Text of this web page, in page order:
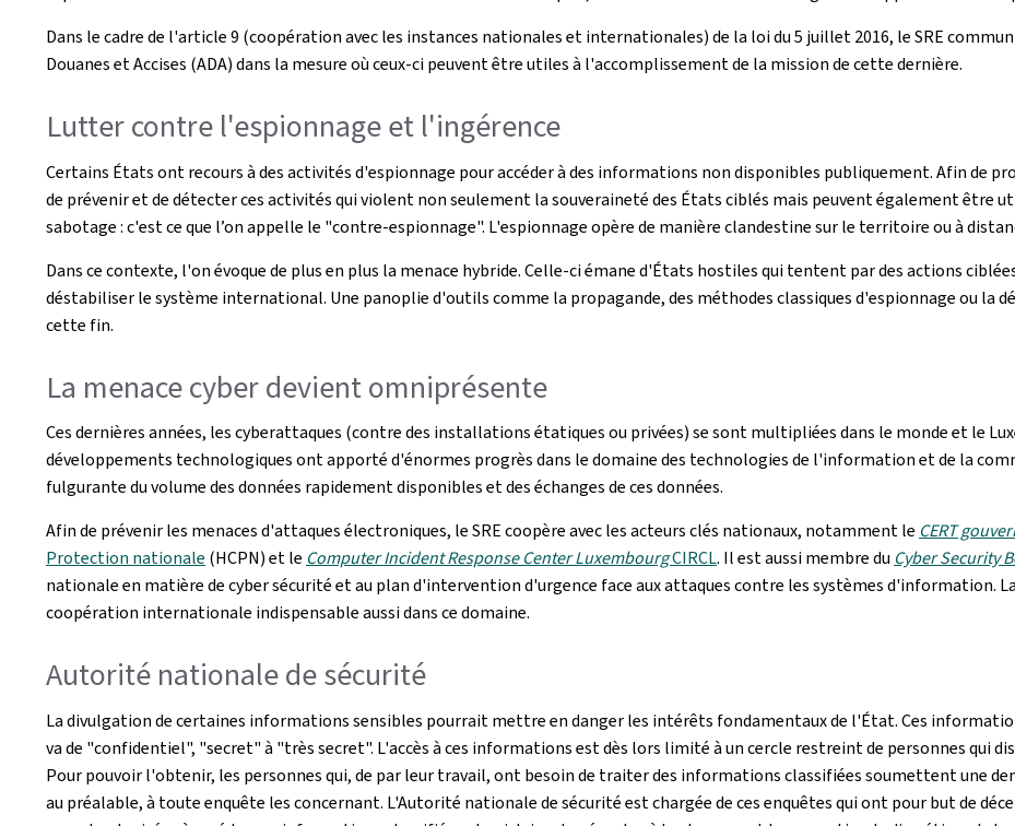
Dans le cadre de l'article 9 (coopération avec les instances nationales et internationales) de la loi du 5 juillet 2016, le SRE
Douanes et Accises (ADA) dans la mesure où ceux-ci peuvent être utiles à l'accomplissement de la mission de cette dernière.
Lutter contre l'espionnage et l'ingérence
Certains États ont recours à des activités d'espionnage pour accéder à des informations non disponibles publiquement. Afin de
de prévenir et de détecter ces activités qui violent non seulement la souveraineté des États ciblés mais peuvent également être
sabotage : c'est ce que l’on appelle le "contre-espionnage". L'espionnage opère de manière clandestine sur le territoire ou à
Dans ce contexte, l'on évoque de plus en plus la menace hybride. Celle-ci émane d'États hostiles qui tentent par des actions
déstabiliser le système international. Une panoplie d'outils comme la propagande, des méthodes classiques d'espionnage ou la
cette fin.
La menace cyber devient omniprésente
Ces dernières années, les cyberattaques (contre des installations étatiques ou privées) se sont multipliées dans le monde et le
développements technologiques ont apporté d'énormes progrès dans le domaine des technologies de l'information et de la
fulgurante du volume des données rapidement disponibles et des échanges de ces données.
Afin de prévenir les menaces d'attaques électroniques, le SRE coopère avec les acteurs clés nationaux, notamment le CERT
Protection nationale (HCPN) et le Computer Incident Response Center LuxembourgCIRCL. Il est aussi membre du Cyber Security
nationale en matière de cyber sécurité et au plan d'intervention d'urgence face aux attaques contre les systèmes d'information.
coopération internationale indispensable aussi dans ce domaine.
Autorité nationale de sécurité
La divulgation de certaines informations sensibles pourrait mettre en danger les intérêts fondamentaux de l'État. Ces
va de "confidentiel", "secret" à "très secret". L'accès à ces informations est dès lors limité à un cercle restreint de personnes qui
Pour pouvoir l'obtenir, les personnes qui, de par leur travail, ont besoin de traiter des informations classifiées soumettent une
au préalable, à toute enquête les concernant. L'Autorité nationale de sécurité est chargée de ces enquêtes qui ont pour but de